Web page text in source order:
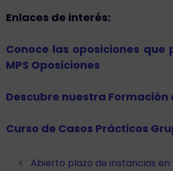
Enlaces de interés:
Conoce las oposiciones que
MPS Oposiciones
Descubre nuestra Formación
Curso de Casos Prácticos
Abierto plazo de instancias en